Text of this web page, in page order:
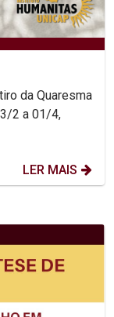
da Quaresma
2 a 01/4,
LER MAIS